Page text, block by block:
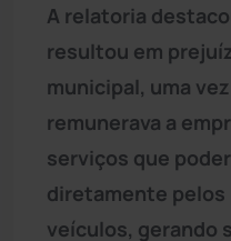
A relatoria
resultou em
municipal, uma
remunerava a
serviços que
diretamente
veículos, gerando